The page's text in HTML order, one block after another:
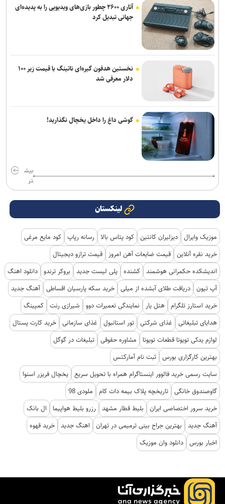
آتاری ۲۶۰۰ چطور بازی‌های ویدیویی را به پدیده‌ای
جهانی تبدیل کرد
نخستین هدفون گیره‌ای ناتینگ با قیمت زیر ۱۰۰
دلار معرفی شد
گوشی داغ را داخل یخچال نگذارید!
بیش
تر
لینکستان
موزیک وایرال دیزلیران کانتین کود پتاس بالا رسانه رپاپ کود مایع مرغی
خرید نقره آنلاین قیمت ضایعات آهن امروز
قیمت ترازو دیجیتال
اندیشکده حکمرانی هوشمند کشنده پلی لیست جدید بروکر ترندو دانلود اهنگ
آپ تیون دریافت طلای آبشده از میلی خرید سکه پارسیان اقساطی آهنگ جدید
خرید استارز تلگرام هتل یار نمایندگی تعمیرات دوو شیرازی رنت کمپینگ
هدایای تبلیغاتی
غذای شرکتی تور استانبول غذای سازمانی خرید کارت پستال
لوازم یدکی تویوتا قطعات تویوتا
مشاوره حقوقی تبلیغات در گوگل
بهترین کارگزاری بورس ثبت نام آمارکتس
سایت رسمی خرید فالوور اینستاگرام همراه با تحویل سریع یخچال فریزر اسنوا
گاوصندوق خانگی تاریخچه پلاک بیمه دات کام
ملودی 98
خرید سرور اختصاصی ایران
بلیط قطار مشهد رزرو بلیط هواپیما
ال بانک
آهنگ جدید
بهترین جراح بینی ترمیمی در تهران اهنگ جدید خرید قهوه
اخبار بورس دانلود وان موزیک